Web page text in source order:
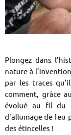
Plongez dans
nature à
par les traces
comment, grâce
évolué au fil du
d'allumage de feu
des étincelles !